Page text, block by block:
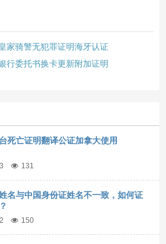
家骑警无犯罪证明海牙认证
行委托书换卡更新附加证明
死亡证明翻译公证加拿大使用
131
名与中国身份证姓名不一致，如何证
150